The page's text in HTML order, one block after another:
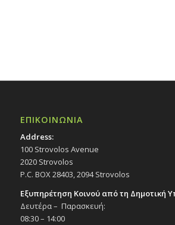
ΕΠΙΚΟΙΝΩΝΙΑ
Address:
100 Strovolos Avenue
2020 Strovolos
P.C. BOX 28403, 2094 Strovolos
Εξυπηρέτηση Κοινού από τη Δημοτική
Δευτέρα – Παρασκευή:
08:30 – 14:00